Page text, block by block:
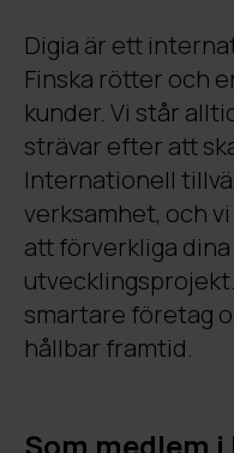
Digia är ett
Finska rötter och
kunder. Vi står
strävar efter att
Internationell
verksamhet, och
att förverkliga
smartare företag
hållbar framtid.